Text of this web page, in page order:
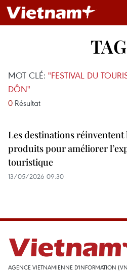
MOT CLÉ: "FESTIVAL DU
DÔN"
0 Résultat
Les destinations réinventent
produits pour améliorer
touristique
13/05/2026 09:30
AGENCE VIETNAMIENNE D'INFORMATION